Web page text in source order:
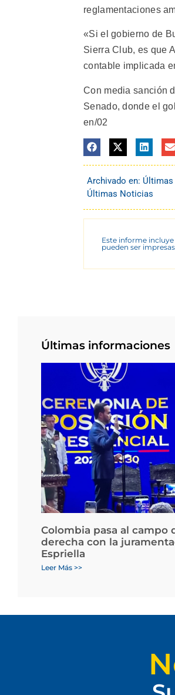
reglamentaciones
«Si el gobierno de
Sierra Club, es que
contable implicada
Con media sanción
Senado, donde el
en/02
Archivado en:
Últimas Noticias
Este informe
pueden ser
Últimas informaciones
Colombia pasa al campo
derecha con la
Espriella
Leer Más >>